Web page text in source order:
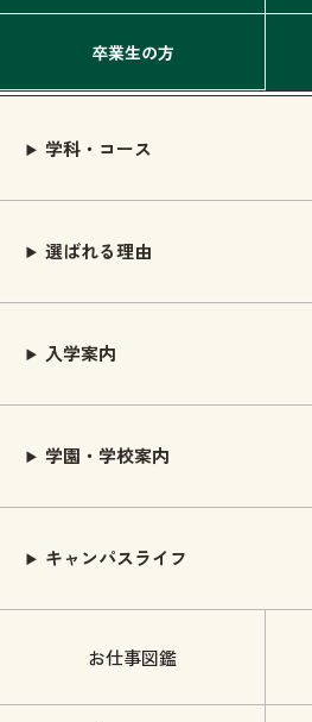
卒業生の方
学科・コース
選ばれる理由
入学案内
学園・学校案内
キャンパスライフ
お仕事図鑑